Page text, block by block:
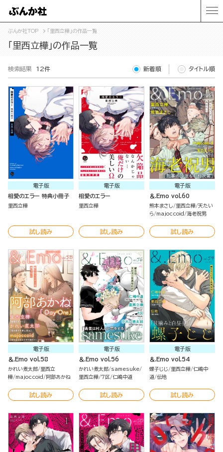
ぶんか社TOP 「里西立樺」の作品一覧
「里西立樺」の作品一覧
検索結果 12件 新着順 タイトル順
電子版
相愛のエラー 特典小冊子
里西立樺
試し読み
電子版
相愛のエラー
里西立樺
試し読み
電子版
＆.Emo vol.60
熊本まさし 里西立樺 天たい
ら
majoccoid 海老祝男
試し読み
電子版
＆.Emo vol.58
かれい煮太郎 里西立
樺 majoccoid 阿部あかね
試し読み
電子版
＆.Emo vol.56
かれい煮太郎 samesuke
里西立樺 7区 仁嶋中道
試し読み
電子版
＆.Emo vol.54
螺子じじ 里西立樺 仁嶋中
道 伝地
試し読み